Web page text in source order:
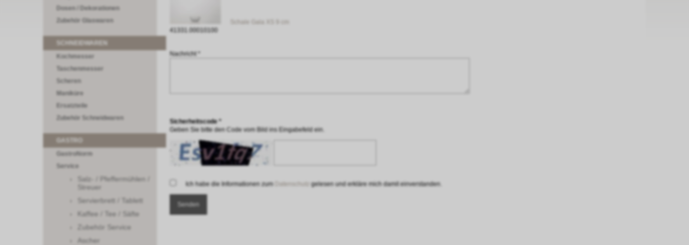
Dosen / Dekorationen
Zubehör Glaswaren
Kochmesser
Taschenmesser
Scheren
Maniküre
Ersatzteile
Zubehör Schneidwaren
GastroNorm
Service
Salz- / Pfeffermühlen /
Streuer
Servierbrett / Tablett
Kaffee / Tee / Säfte
Zubehör Service
Ascher
41331.00010100
Nachricht *
Sicherheitscode *
Geben Sie bitte den Code vom Bild ins Eingabefeld ein.
Ich habe die Informationen zum gelesen und erkläre mich damit einverstanden.